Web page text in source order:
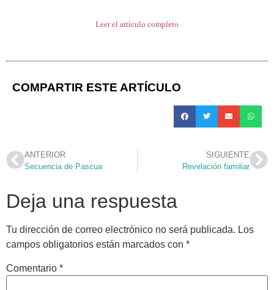
Leer el artículo completo
COMPARTIR ESTE ARTÍCULO
ANTERIOR
Secuencia de Pascua
SIGUIENTE
Revelación familiar
Deja una respuesta
Tu dirección de correo electrónico no será publicada. Los
campos obligatorios están marcados con *
Comentario *